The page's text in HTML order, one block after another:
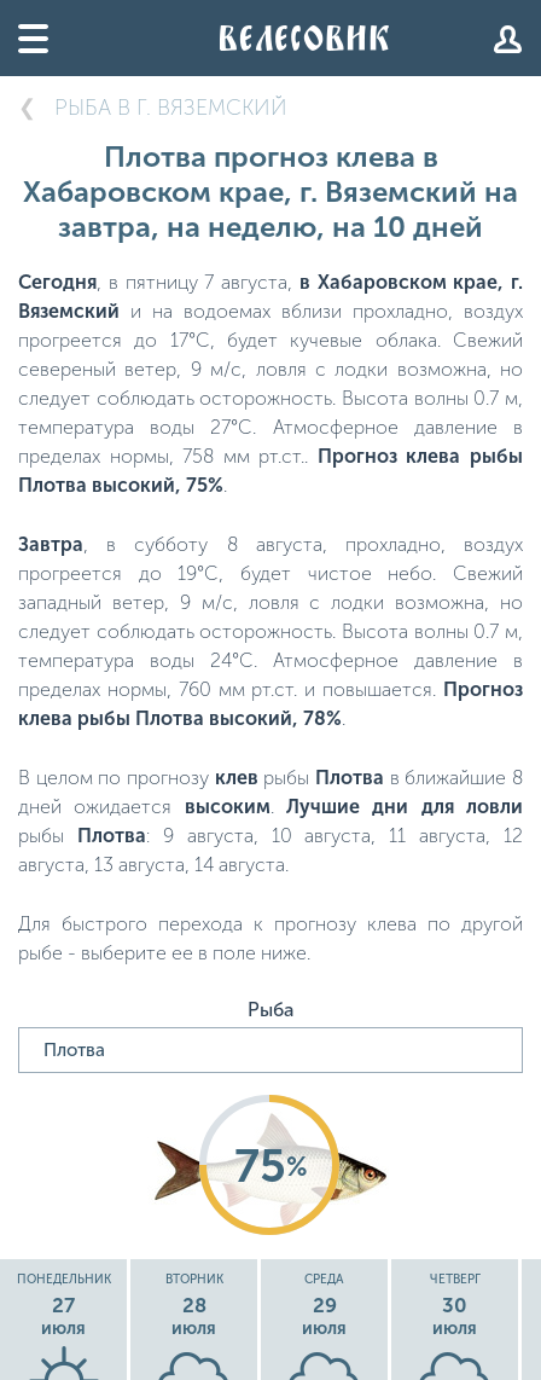
РЫБА В Г. ВЯЗЕМСКИЙ
Плотва прогноз клева в
Хабаровском крае, г. Вяземский на
завтра, на неделю, на 10 дней
Сегодня, в пятницу 7 августа, в Хабаровском крае, г.
Вяземский и на водоемах вблизи прохладно, воздух
прогреется до 17°C, будет кучевые облака. Свежий
севереный ветер, 9 м/с, ловля с лодки возможна, но
следует соблюдать осторожность. Высота волны 0.7 м,
температура воды 27°C. Атмосферное давление в
пределах нормы, 758 мм рт.ст.. Прогноз клева рыбы
Плотва высокий, 75%.
Завтра, в субботу 8 августа, прохладно, воздух
прогреется до 19°C, будет чистое небо. Свежий
западный ветер, 9 м/с, ловля с лодки возможна, но
следует соблюдать осторожность. Высота волны 0.7 м,
температура воды 24°C. Атмосферное давление в
пределах нормы, 760 мм рт.ст. и повышается. Прогноз
клева рыбы Плотва высокий, 78%.
В целом по прогнозу клев рыбы Плотва в ближайшие 8
дней ожидается высоким.Лучшие дни для ловли
рыбы Плотва: 9 августа, 10 августа, 11 августа, 12
августа, 13 августа, 14 августа.
Для быстрого перехода к прогнозу клева по другой
рыбе - выберите ее в поле ниже.
Рыба
75%
ПОНЕДЕЛЬНИК
27
июля
ВТОРНИК
28
июля
СРЕДА
29
июля
ЧЕТВЕРГ
30
июля